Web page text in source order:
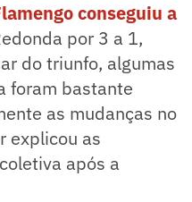
conseguiu a
por 3 a 1,
do triunfo, algumas
foram bastante
as mudanças no
explicou as
após a